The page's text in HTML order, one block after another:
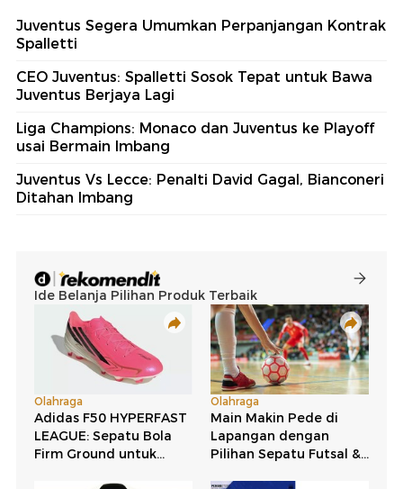
Juventus Segera Umumkan Perpanjangan Kontrak
Spalletti
CEO Juventus: Spalletti Sosok Tepat untuk Bawa
Juventus Berjaya Lagi
Liga Champions: Monaco dan Juventus ke Playoff
usai Bermain Imbang
Juventus Vs Lecce: Penalti David Gagal, Bianconeri
Ditahan Imbang